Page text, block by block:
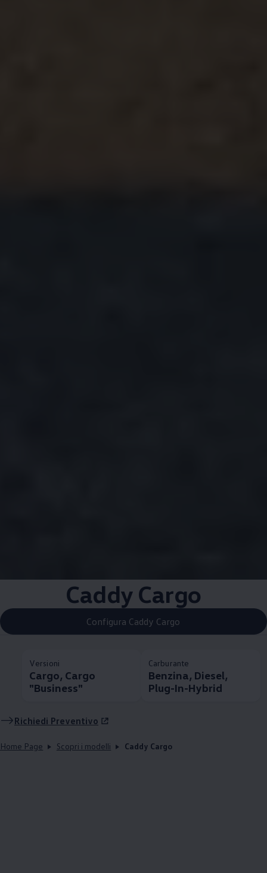
Caddy Cargo
Configura Caddy Cargo
Versioni
Cargo, Cargo
"Business"
Carburante
Benzina, Diesel,
Plug-In-Hybrid
Richiedi Preventivo
Home Page Scopri i modelli Caddy Cargo